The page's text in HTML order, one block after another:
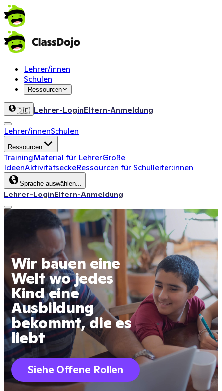
Lehrer/innen
Schulen
Ressourcen
🇩🇪 Lehrer-LoginEltern-Anmeldung
Lehrer/innenSchulen
Ressourcen
TrainingMaterial für LehrerGroße
IdeenAktivitätseckeRessourcen für Schulleiter:innen
Sprache auswählen...
Lehrer-LoginEltern-Anmeldung
Wir bauen eine
Welt wo jedes
Kind eine
Ausbildung
bekommt, die es
liebt
Siehe Offene Rollen